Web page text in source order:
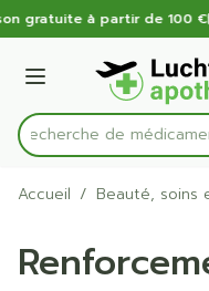
Aller au contenu
1 de 1
gratuite à partir de 100 €
Menu
Rechercher
Recherche de médi
Accueil / Beauté, soins